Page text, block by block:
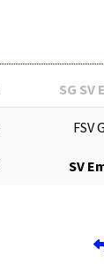
SG
FSV
SV